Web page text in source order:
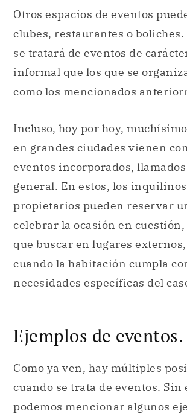
Otros espacios de eventos
clubes, restaurantes o boliches.
se tratará de eventos de
informal que los que se
como los mencionados
Incluso, hoy por hoy,
en grandes ciudades vienen
eventos incorporados, llamados
general. En estos, los
propietarios pueden reservar
celebrar la ocasión en
que buscar en lugares
cuando la habitación cumpla
necesidades específicas del
Ejemplos de eventos.
Como ya ven, hay múltiples
cuando se trata de eventos. Sin
podemos mencionar algunos